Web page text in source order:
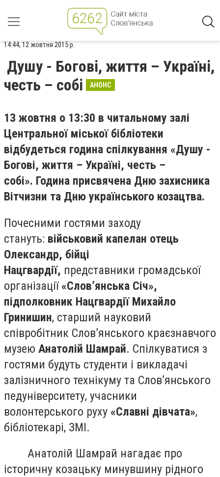
14:44, 12 жовтня 2015 р.
Душу - Богові, життя – Україні,
честь – собі
АНОНС
13 жовтня о 13:30 в читальному залі
Центральної міської бібліотеки
відбудеться година спілкування «Душу -
Богові, життя – Україні, честь –
собі». Година присвячена Дню захисника
Вітчизни та Дню українського козацтва.
Почесними гостями заходу
стануть: військовий капелан отець
Олександр, бійці
Нацгвардії, представники громадської
організації«Слов’янська Січ»,
підполковник Нацгвардії Михайло
Гринишин, старший науковий
співробітник Слов’янського краєзнавчого
музею Анатолій Шамрай. Спілкуватися з
гостями будуть студенти і викладачі
залізничного технікуму та Слов’янського
педуніверситету, учасники
волонтерського руху «Славні дівчата»,
бібліотекарі, ЗМІ.
Анатолій Шамрай нагадає про
історичну козацьку минувшину рідного